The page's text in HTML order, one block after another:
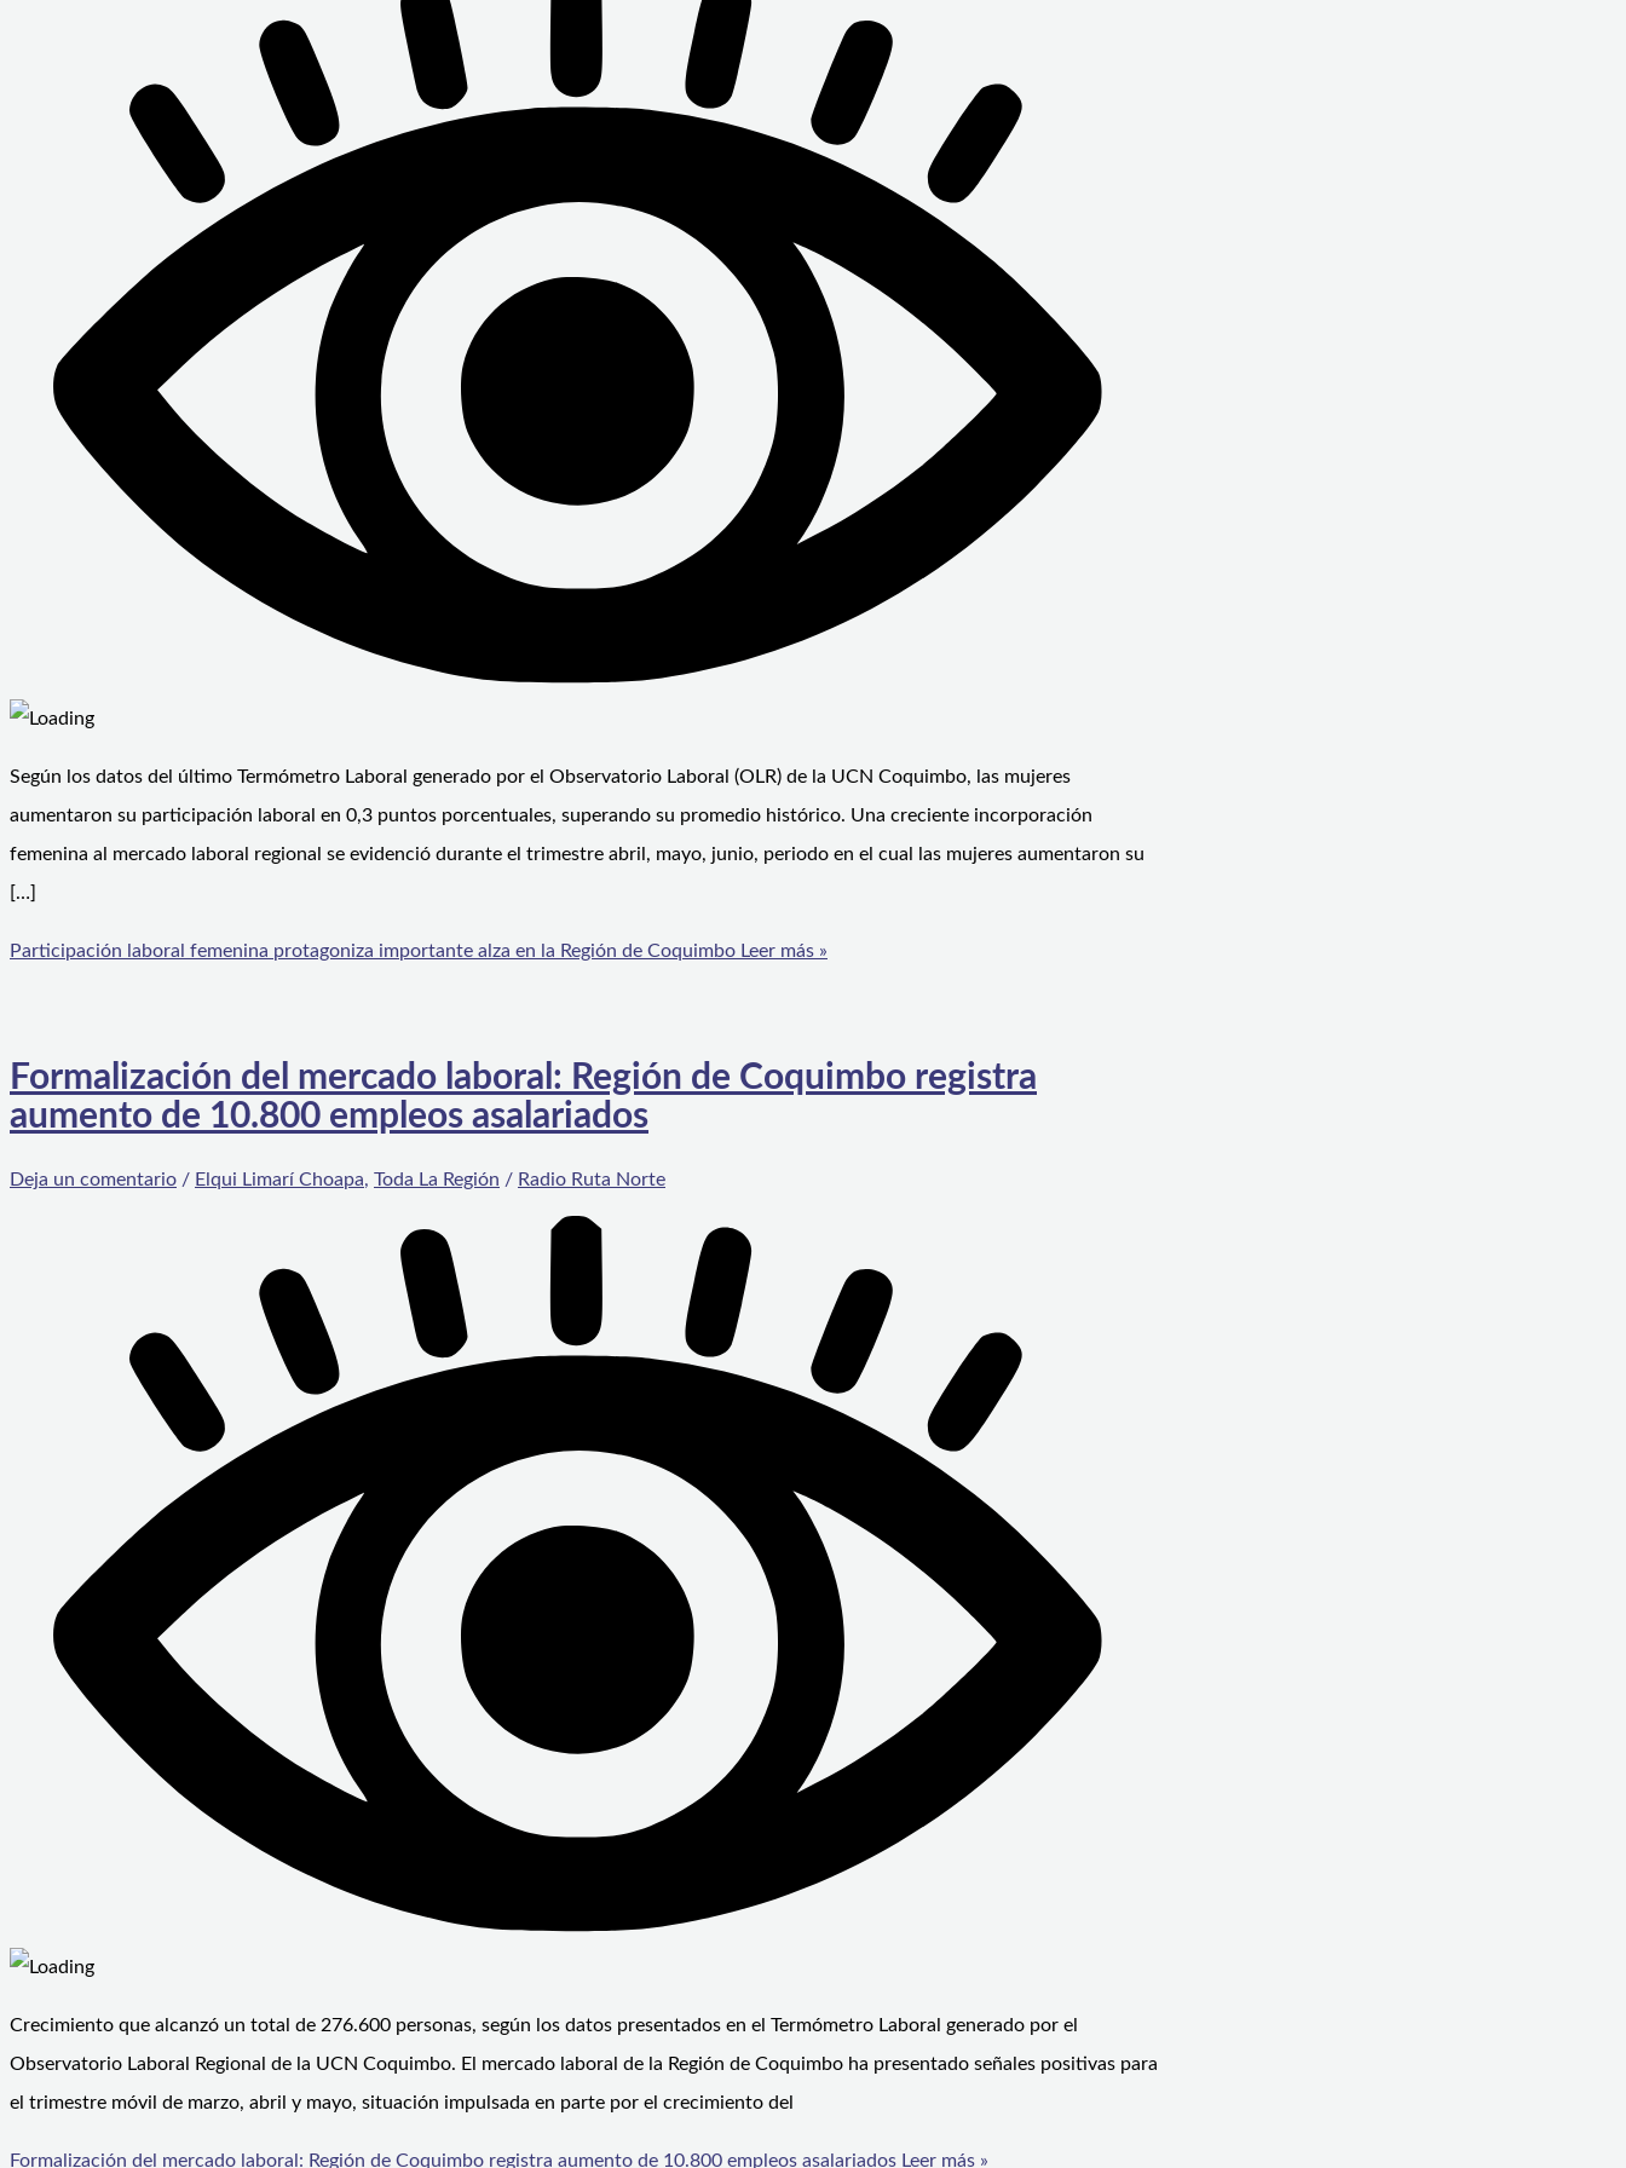
Según los datos del último Termómetro Laboral generado por el Observatorio Laboral (OLR) de la UCN Coquimbo, las mujeres
aumentaron su participación laboral en 0,3 puntos porcentuales, superando su promedio histórico. Una creciente incorporación
femenina al mercado laboral regional se evidenció durante el trimestre abril, mayo, junio, periodo en el cual las mujeres aumentaron su
[…]
Participación laboral femenina protagoniza importante alza en la Región de Coquimbo Leer más »
Formalización del mercado laboral: Región de Coquimbo registra
aumento de 10.800 empleos asalariados
Deja un comentario / Elqui Limarí Choapa, Toda La Región / Radio Ruta Norte
Crecimiento que alcanzó un total de 276.600 personas, según los datos presentados en el Termómetro Laboral generado por el
Observatorio Laboral Regional de la UCN Coquimbo. El mercado laboral de la Región de Coquimbo ha presentado señales positivas para
el trimestre móvil de marzo, abril y mayo, situación impulsada en parte por el crecimiento del
Formalización del mercado laboral: Región de Coquimbo registra aumento de 10.800 empleos asalariados Leer más »